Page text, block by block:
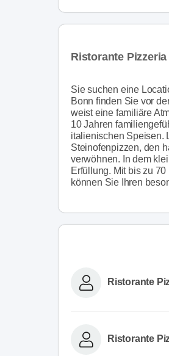
Ristorante
Sie suchen eine
Bonn finden Sie vor
weist eine familiäre
10 Jahren
italienischen Speisen.
Steinofenpizzen, den
verwöhnen. In dem
Erfüllung. Mit bis zu
können Sie Ihren
Ristorante
Ristorante